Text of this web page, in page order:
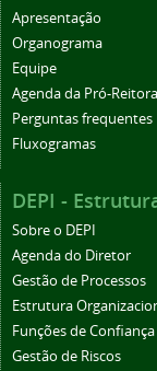
Apresentação
Organograma
Equipe
Agenda da Pró-Reitora
Perguntas frequentes
Fluxogramas
DEPI -
Sobre o DEPI
Agenda do Diretor
Gestão de Processos
Estrutura
Funções de
Gestão de Riscos